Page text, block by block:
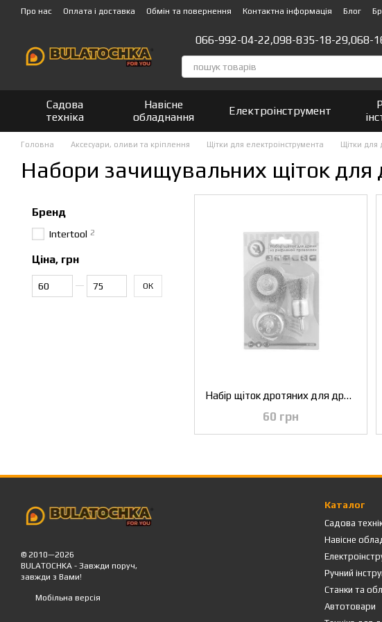
Перейти до основного контенту
Про нас Оплата і доставка Обмін та повернення Контактна інформація Блог
066-992-04-22,098-835-18-29,068-
Садова
техніка
Навісне
обладнання
Електроінструмент
Головна Аксесуари, оливи та кріплення Щітки для електроінструмента Щітки для
Набори зачищувальних щіток для
Набір щіток дротяних для дриля 3 од., 1/4" INTERTOOL BT-0300
60 грн
Бренд
Intertool 2
Ціна, грн
ОК
© 2010—2026
BULATOCHKA - Завжди поруч,
завжди з Вами!
Мобільна версія
Каталог
Садова
Навісне
Ручний
Станки та
Автотовари